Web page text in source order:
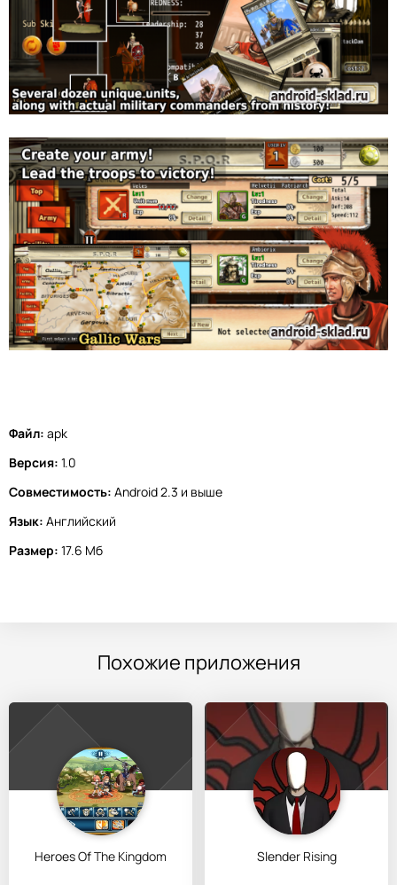
Файл: apk
Версия: 1.0
Совместимость: Android 2.3 и выше
Язык: Английский
Размер: 17.6 Мб
Похожие приложения
Heroes Of The Kingdom Slender Rising